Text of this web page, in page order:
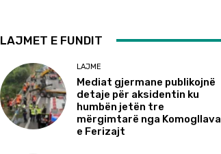
LAJMET E FUNDIT
LAJME
Mediat gjermane publikojnë
detaje për aksidentin ku
humbën jetën tre
mërgimtarë nga Komogllava
e Ferizajt